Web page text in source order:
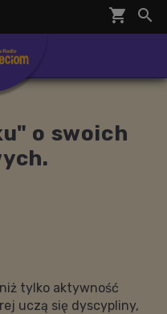
shopping_cart 

o swoich
tylko aktywność
uczą się dyscypliny,